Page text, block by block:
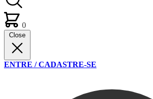
0
Close
ENTRE / CADASTRE-SE